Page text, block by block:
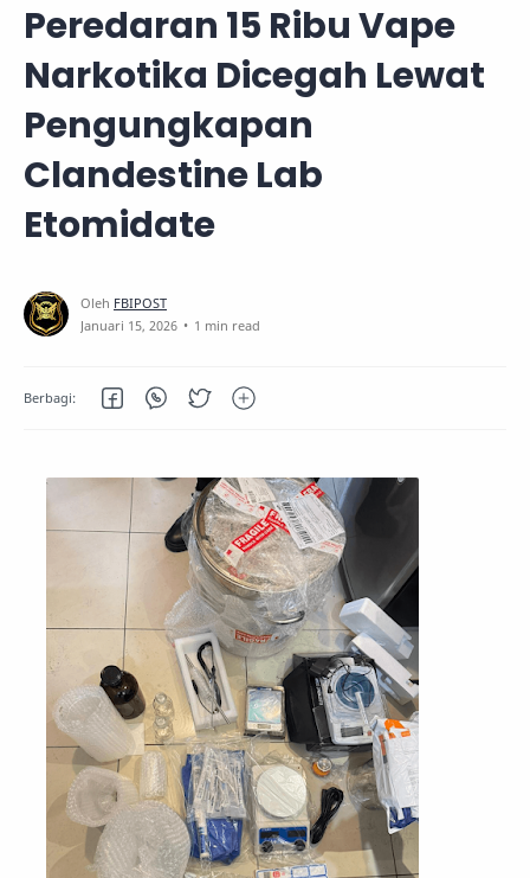
Peredaran 15 Ribu Vape
Narkotika Dicegah Lewat
Pengungkapan
Clandestine Lab
Etomidate
1 min read